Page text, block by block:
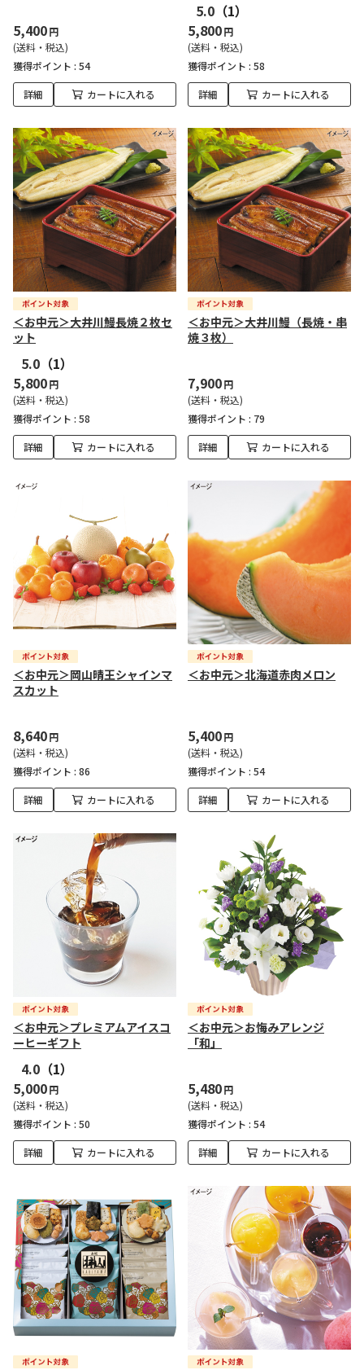
5,400円
(送料・税込)
獲得ポイント : 54
詳細 カートに入れる
5.0 （1）
5,800円
(送料・税込)
獲得ポイント : 58
詳細 カートに入れる
＜お中元＞大井川鰻長焼２枚セ
ット
5.0 （1）
5,800円
(送料・税込)
獲得ポイント : 58
詳細 カートに入れる
＜お中元＞大井川鰻（長焼・串
焼３枚）
7,900円
(送料・税込)
獲得ポイント : 79
詳細 カートに入れる
＜お中元＞岡山晴王シャインマ
スカット
8,640円
(送料・税込)
獲得ポイント : 86
詳細 カートに入れる
＜お中元＞北海道赤肉メロン
5,400円
(送料・税込)
獲得ポイント : 54
詳細 カートに入れる
＜お中元＞プレミアムアイスコ
ーヒーギフト
4.0 （1）
5,000円
(送料・税込)
獲得ポイント : 50
詳細 カートに入れる
＜お中元＞お悔みアレンジ
「和」
5,480円
(送料・税込)
獲得ポイント : 54
詳細 カートに入れる